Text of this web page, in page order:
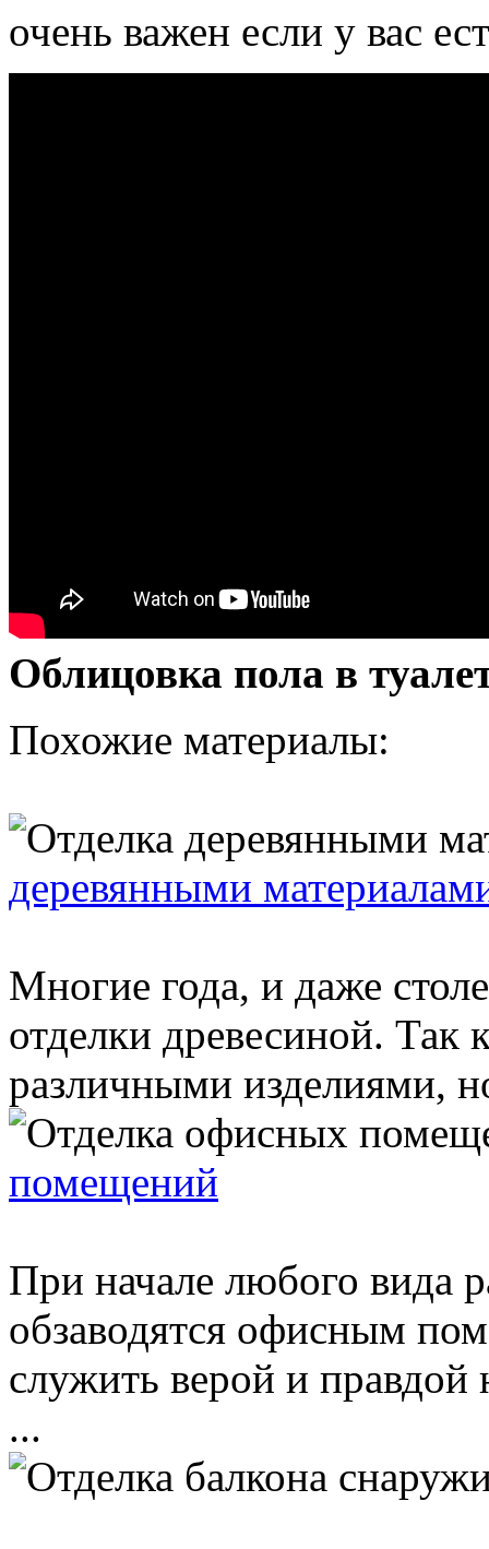
очень важен если у вас
Облицовка пола в
Похожие материалы:
деревянными
Многие года, и даже
отделки древесиной.
различными изделиями,
помещений
При начале любого вида
обзаводятся офисным
служить верой и правдой
...